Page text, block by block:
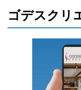
ゴデスクリ